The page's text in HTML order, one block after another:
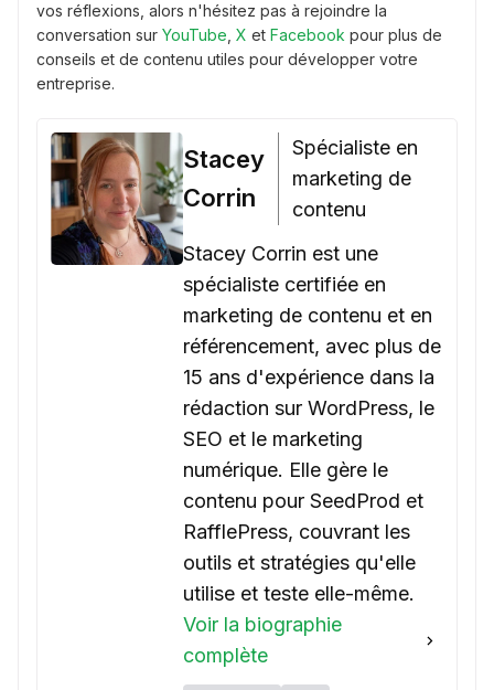
vos réflexions, alors n'hésitez pas à rejoindre la
conversation sur YouTube X et Facebook pour plus de
conseils et de contenu utiles pour développer votre
entreprise.
Stacey
Corrin
Spécialiste en
marketing de
contenu
Stacey Corrin est une
spécialiste certifiée en
marketing de contenu et en
référencement, avec plus de
15 ans d'expérience dans la
rédaction sur WordPress, le
SEO et le marketing
numérique. Elle gère le
contenu pour SeedProd et
RafflePress, couvrant les
outils et stratégies qu'elle
utilise et teste elle-même.
Voir la biographie
complète